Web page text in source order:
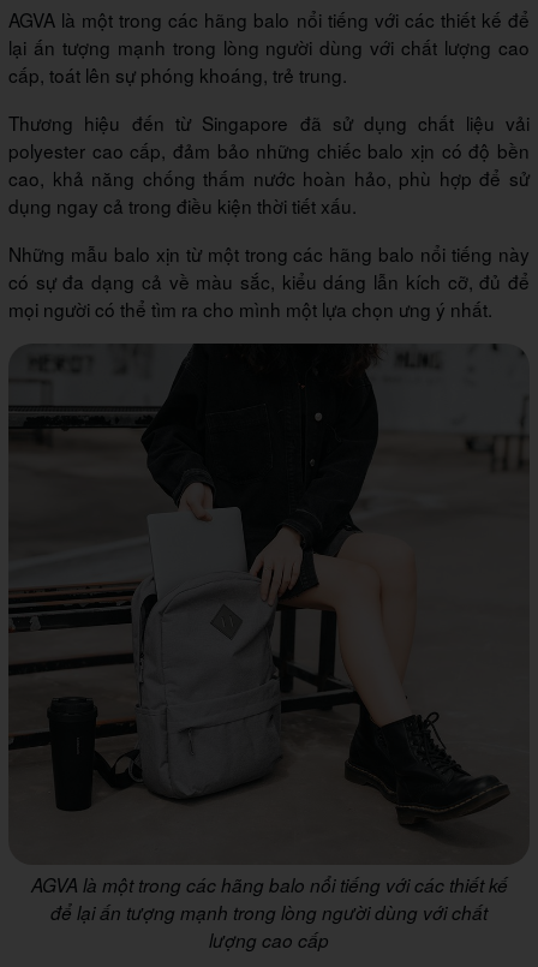
AGVA là một trong các hãng balo nổi tiếng với các thiết kế để
lại ấn tượng mạnh trong lòng người dùng với chất lượng cao
cấp, toát lên sự phóng khoáng, trẻ trung.
Thương hiệu đến từ Singapore đã sử dụng chất liệu vải
polyester cao cấp, đảm bảo những chiếc balo xịn có độ bền
cao, khả năng chống thấm nước hoàn hảo, phù hợp để sử
dụng ngay cả trong điều kiện thời tiết xấu.
Những mẫu balo xịn từ một trong các hãng balo nổi tiếng này
có sự đa dạng cả về màu sắc, kiểu dáng lẫn kích cỡ, đủ để
mọi người có thể tìm ra cho mình một lựa chọn ưng ý nhất.
AGVA là một trong các hãng balo nổi tiếng với các thiết kế
để lại ấn tượng mạnh trong lòng người dùng với chất
lượng cao cấp